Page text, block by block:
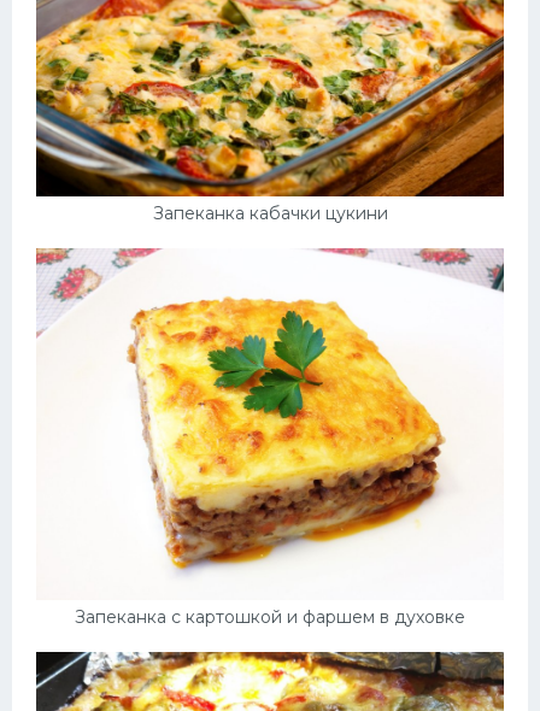
Запеканка кабачки цукини
Запеканка с картошкой и фаршем в духовке